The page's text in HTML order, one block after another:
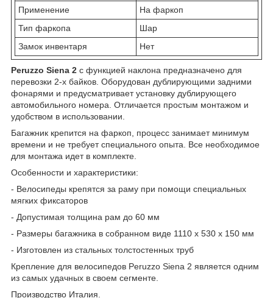
Применение
На фаркоп
Тип фаркопа
Шар
Замок инвентаря
Нет
Peruzzo Siena 2 с функцией наклона предназначено для
перевозки 2-х байков. Оборудован дублирующими задними
фонарями и предусматривает установку дублирующего
автомобильного номера. Отличается простым монтажом и
удобством в использовании.
Багажник крепится на фаркоп, процесс занимает минимум
времени и не требует специального опыта. Все необходимое
для монтажа идет в комплекте.
Особенности и характеристики:
- Велосипеды крепятся за раму при помощи специальных
мягких фиксаторов
- Допустимая толщина рам до 60 мм
- Размеры багажника в собранном виде 1110 x 530 x 150 мм
- Изготовлен из стальных толстостенных труб
Крепление для велосипедов Peruzzo Siena 2 является одним
из самых удачных в своем сегменте.
Производство Италия.